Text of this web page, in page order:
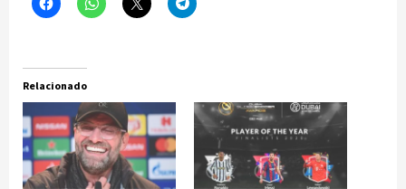
Relacionado